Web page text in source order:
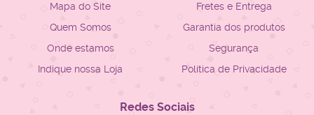
Mapa do Site
Quem Somos
Onde estamos
Indique nossa Loja
Fretes e Entrega
Garantia dos produtos
Segurança
Política de Privacidade
Redes Sociais